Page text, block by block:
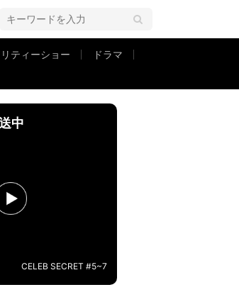
リティーショー
ドラマ
ね」親子で妹・亜季の舞台を鑑賞
中
CELEB SECRET #5~7